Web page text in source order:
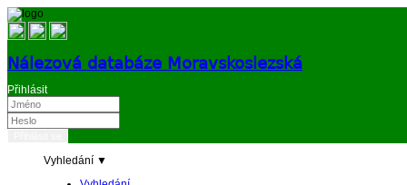
Nálezová databáze Moravskoslezská
Přihlásit
Vyhledání ▼